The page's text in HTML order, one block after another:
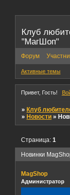
Клуб
"МагШоп"
Форум
Активные темы
Привет, Гость!
»Клуб
»Новости »
Новинки
Страница:1
MagShop
Администратор